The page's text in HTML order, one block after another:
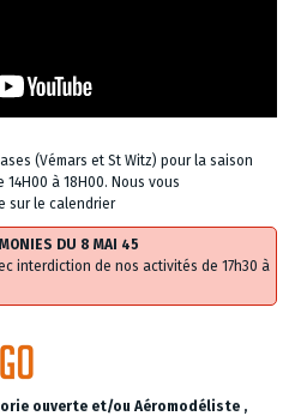
(Vémars et St Witz) pour la saison
à 18H00. Nous vous
sur le calendrier
DU 8 MAI 45
interdiction de nos activités de 17h30 à
ouverte et/ou Aéromodéliste ,